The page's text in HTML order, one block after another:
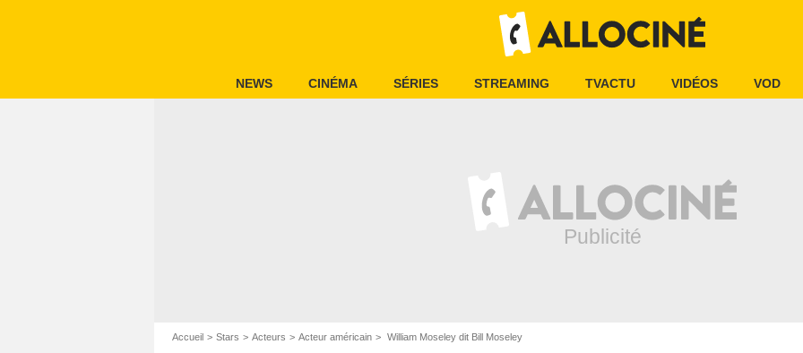
NEWS CINÉMA SÉRIES STREAMING TVACTU VIDÉOS VOD
Accueil Stars Acteurs Acteur américain William Moseley dit Bill Moseley